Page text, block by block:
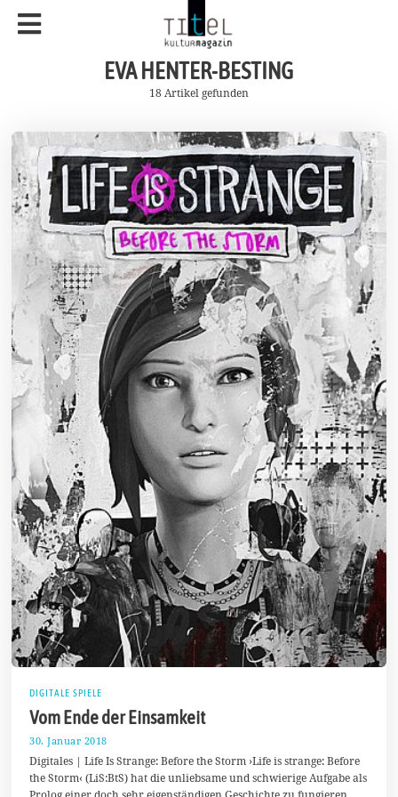
EVA HENTER-BESTING
18 Artikel gefunden
DIGITALE SPIELE
Vom Ende der Einsamkeit
30. Januar 2018
1
.
M
a
Digitales | Life Is Strange: Before the Storm ›Life is strange: Before
the Storm‹ (LiS:BtS) hat die unliebsame und schwierige Aufgabe als